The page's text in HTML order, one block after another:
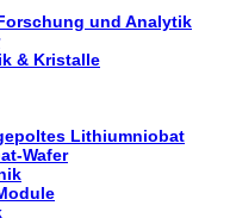
und Analytik
& Kristalle
Lithiumniobat
Wafer